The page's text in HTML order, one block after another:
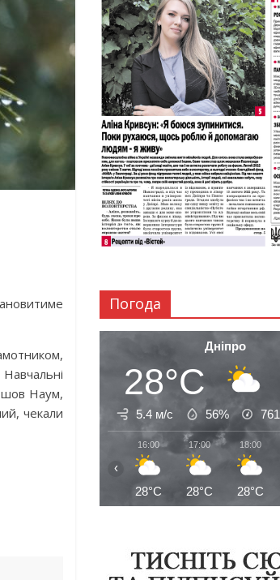
Наум,
чекали
Погода
Дніпро
28°C
5.4 м/с 56% 761
16:00
28°C
17:00
28°C
18:00
28°C
‹